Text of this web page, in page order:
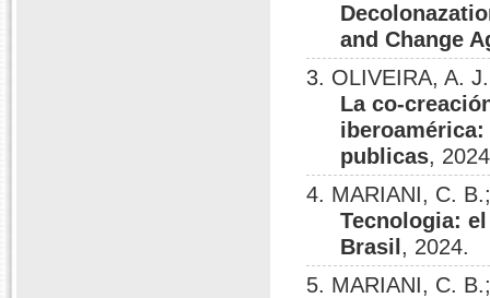
and Change
3. OLIVEIRA, A.
La co-
publicas,
4. MARIANI, C.
Tecnologia:
Brasil , 2024.
5. MARIANI, C.